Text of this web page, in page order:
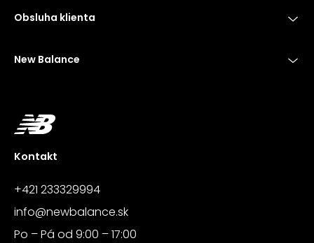
Obsluha klienta
New Balance
Kontakt
+421 233329994
info@newbalance.sk
Po – Pá od 9:00 – 17:00